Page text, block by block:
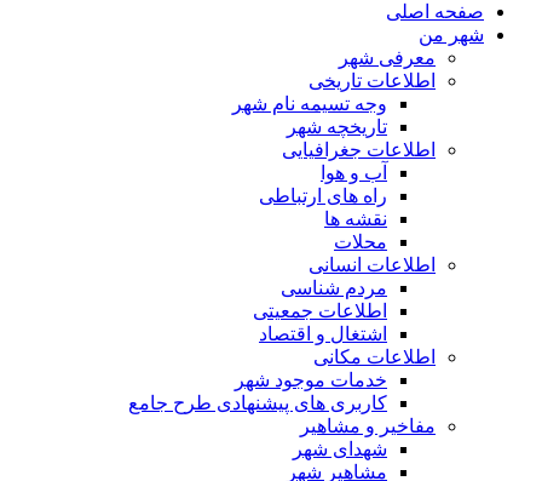
صفحه اصلی
شهر من
معرفی شهر
اطلاعات تاریخی
وجه تسیمه نام شهر
تاریخچه شهر
اطلاعات جغرافیایی
آب و هوا
راه های ارتباطی
نقشه ها
محلات
اطلاعات انسانی
مردم شناسی
اطلاعات جمعیتی
اشتغال و اقتصاد
اطلاعات مکانی
خدمات موجود شهر
کاربری های پیشنهادی طرح جامع
مفاخیر و مشاهیر
شهدای شهر
مشاهیر شهر